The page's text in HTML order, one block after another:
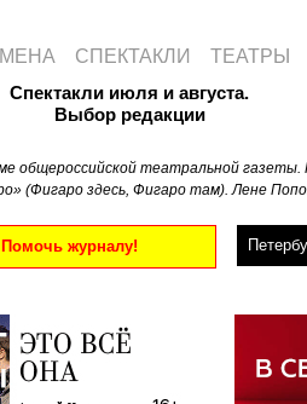
театральной газеты.
(Фигаро здесь, Фигаро там). Лене
Спектакли июля и августа.
Выбор редакции
Помочь журналу!
СПЕКТАКЛИ ТЕАТРЫ